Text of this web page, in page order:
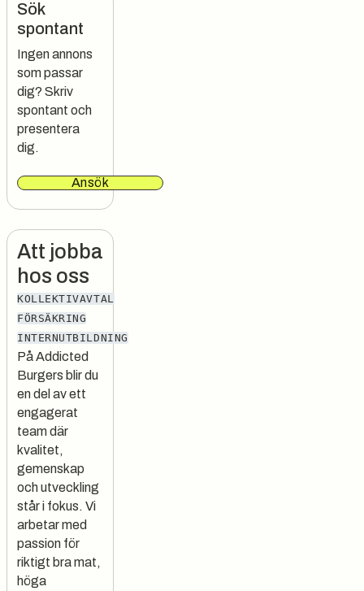
Sök
spontant
Ingen annons
som passar
dig? Skriv
spontant och
presentera
dig.
Ansök
Att jobba
hos oss
KOLLEKTIVAVTAL
FÖRSÄKRING
INTERNUTBILDNING
På Addicted
Burgers blir du
en del av ett
engagerat
team där
kvalitet,
gemenskap
och utveckling
står i fokus. Vi
arbetar med
passion för
riktigt bra mat,
höga